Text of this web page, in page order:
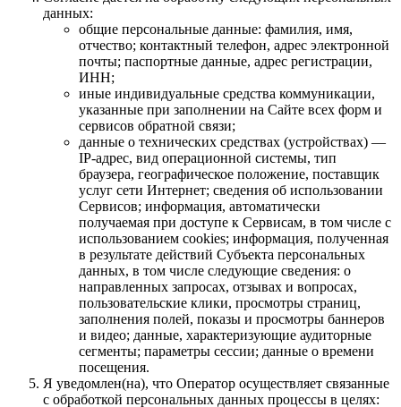
данных:
общие персональные данные: фамилия, имя,
отчество; контактный телефон, адрес электронной
почты; паспортные данные, адрес регистрации,
ИНН;
иные индивидуальные средства коммуникации,
указанные при заполнении на Сайте всех форм и
сервисов обратной связи;
данные о технических средствах (устройствах) —
IP-адрес, вид операционной системы, тип
браузера, географическое положение, поставщик
услуг сети Интернет; сведения об использовании
Сервисов; информация, автоматически
получаемая при доступе к Сервисам, в том числе с
использованием cookies; информация, полученная
в результате действий Субъекта персональных
данных, в том числе следующие сведения: о
направленных запросах, отзывах и вопросах,
пользовательские клики, просмотры страниц,
заполнения полей, показы и просмотры баннеров
и видео; данные, характеризующие аудиторные
сегменты; параметры сессии; данные о времени
посещения.
Я уведомлен(на), что Оператор осуществляет связанные
с обработкой персональных данных процессы в целях: